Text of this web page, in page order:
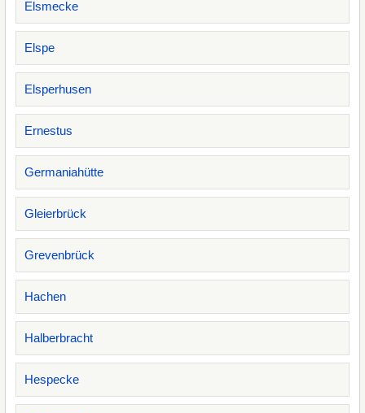
Elsmecke
Elspe
Elsperhusen
Ernestus
Germaniahütte
Gleierbrück
Grevenbrück
Hachen
Halberbracht
Hespecke